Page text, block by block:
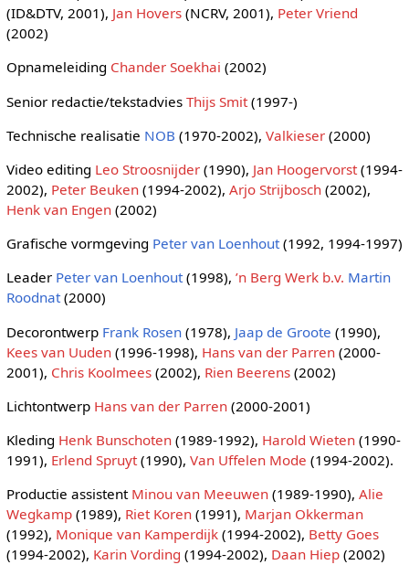
(ID&DTV, 2001), Jan Hovers(NCRV, 2001), Peter Vriend
(2002)
Opnameleiding Chander Soekhai (2002)
Senior redactie/tekstadvies Thijs Smit(1997-)
Technische realisatie NOB (1970-2002), Valkieser(2000)
Video editing Leo Stroosnijder(1990), Jan Hoogervorst(1994-
2002), Peter Beuken(1994-2002), Arjo Strijbosch(2002),
Henk van Engen(2002)
Grafische vormgeving Peter van Loenhout(1992, 1994-1997)
Leader Peter van Loenhout(1998), ’n Berg Werk b.v. Martin
Roodnat(2000)
Decorontwerp Frank Rosen(1978), Jaap de Groote (1990),
Kees van Uuden(1996-1998), Hans van der Parren(2000-
2001), Chris Koolmees(2002), Rien Beerens(2002)
Lichtontwerp Hans van der Parren(2000-2001)
Kleding Henk Bunschoten(1989-1992), Harold Wieten(1990-
1991), Erlend Spruyt(1990), Van Uffelen Mode (1994-2002).
Productie assistent Minou van Meeuwen(1989-1990), Alie
Wegkamp(1989), Riet Koren(1991), Marjan Okkerman
(1992), Monique van Kamperdijk(1994-2002), Betty Goes
(1994-2002), Karin Vording (1994-2002), Daan Hiep(2002)